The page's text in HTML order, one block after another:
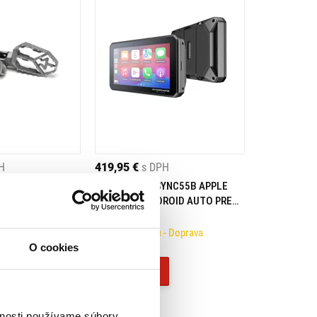
O cookies
- Doprava
419,95 € s DPH
INTERPHONE SYNC55B APPLE
CARPLAY / ANDROID AUTO PRE
Na objednávku - Doprava
Kúpiť